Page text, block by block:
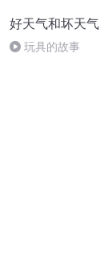
好天气和坏天气
玩具的故事